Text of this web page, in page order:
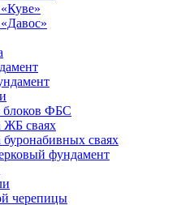
блоков ФБС
ЖБ сваях
сваях
фундамент
черепицы